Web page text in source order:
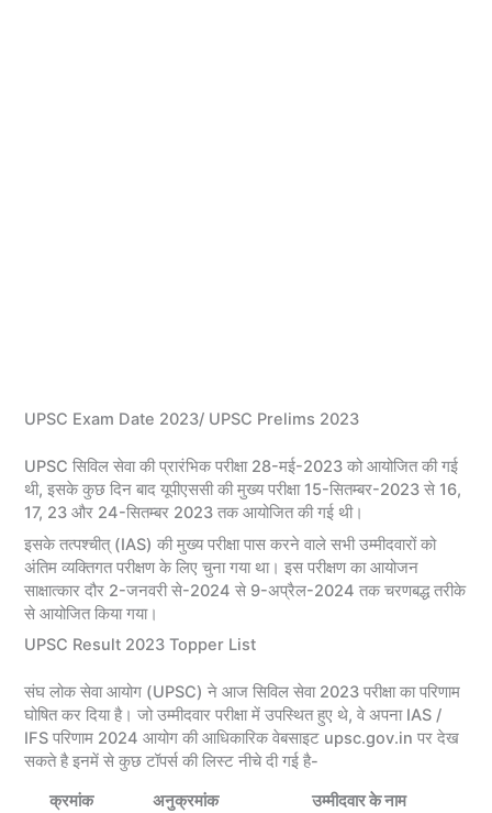
UPSC Exam Date 2023/ UPSC Prelims 2023
UPSC सिविल सेवा की प्रारंभिक परीक्षा 28-मई-2023 को आयोजित की गई
थी, इसके कुछ दिन बाद यूपीएससी की मुख्य परीक्षा 15-सितम्बर-2023 से 16,
17, 23 और 24-सितम्बर 2023 तक आयोजित की गई थी।
इसके तत्पश्चीत् (IAS) की मुख्य परीक्षा पास करने वाले सभी उम्मीदवारों को
अंतिम व्यक्तिगत परीक्षण के लिए चुना गया था। इस परीक्षण का आयोजन
साक्षात्कार दौर 2-जनवरी से-2024 से 9-अप्रैल-2024 तक चरणबद्ध तरीके
से आयोजित किया गया।
UPSC Result 2023 Topper List
संघ लोक सेवा आयोग (UPSC) ने आज सिविल सेवा 2023 परीक्षा का परिणाम
घोषित कर दिया है। जो उम्मीदवार परीक्षा में उपस्थित हुए थे, वे अपना IAS /
IFS परिणाम 2024 आयोग की आधिकारिक वेबसाइट upsc.gov.in पर देख
सकते है इनमें से कुछ टॉपर्स की लिस्ट नीचे दी गई है-
क्रमांक अनुक्रमांक उम्मीदवार के नाम